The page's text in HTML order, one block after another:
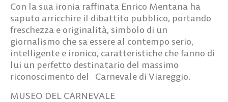
Con la sua ironia raffinata Enrico Mentana ha
saputo arricchire il dibattito pubblico, portando
freschezza e originalità, simbolo di un
giornalismo che sa essere al contempo serio,
intelligente e ironico, caratteristiche che fanno di
lui un perfetto destinatario del massimo
riconoscimento del Carnevale di Viareggio.
MUSEO DEL CARNEVALE